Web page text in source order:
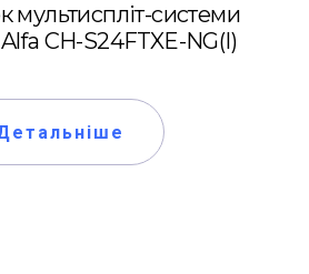
мультиспліт-системи
CH-S24FTXE-NG(I)